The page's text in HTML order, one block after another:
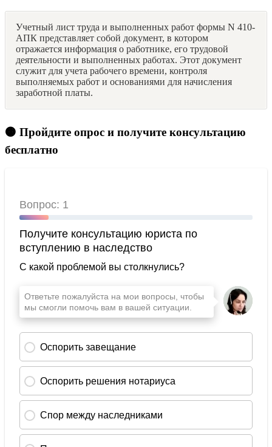
Учетный лист труда и выполненных работ формы N 410-
АПК представляет собой документ, в котором
отражается информация о работнике, его трудовой
деятельности и выполненных работах. Этот документ
служит для учета рабочего времени, контроля
выполняемых работ и основаниями для начисления
заработной платы.
🟠 Пройдите опрос и получите консультацию
бесплатно